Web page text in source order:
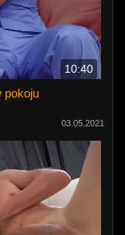
10:40
pokoju
03.05.2021